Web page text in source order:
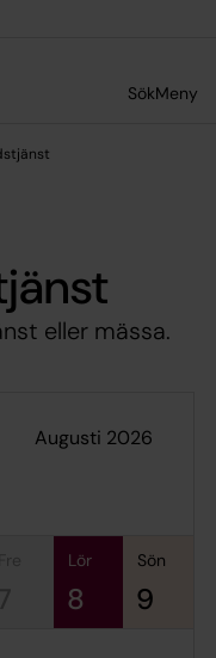
SökMeny
eller mässa.
augusti 2026
lör
8
sön
9